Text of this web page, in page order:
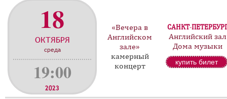
18
ОКТЯБРЯ
среда
19:00
2023
«Вечера в
Английском
зале»
камерный
концерт
САНКТ-
Английский зал
Дома музыки
купить билет